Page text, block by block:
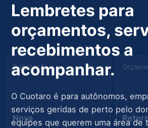
Solicitação
Nova
Lembretes para
orçamentos,
recebimentos a
acompanhar.
O Cuotaro é para autônomos,
serviços geridas de perto pelo
equipes que querem uma área de